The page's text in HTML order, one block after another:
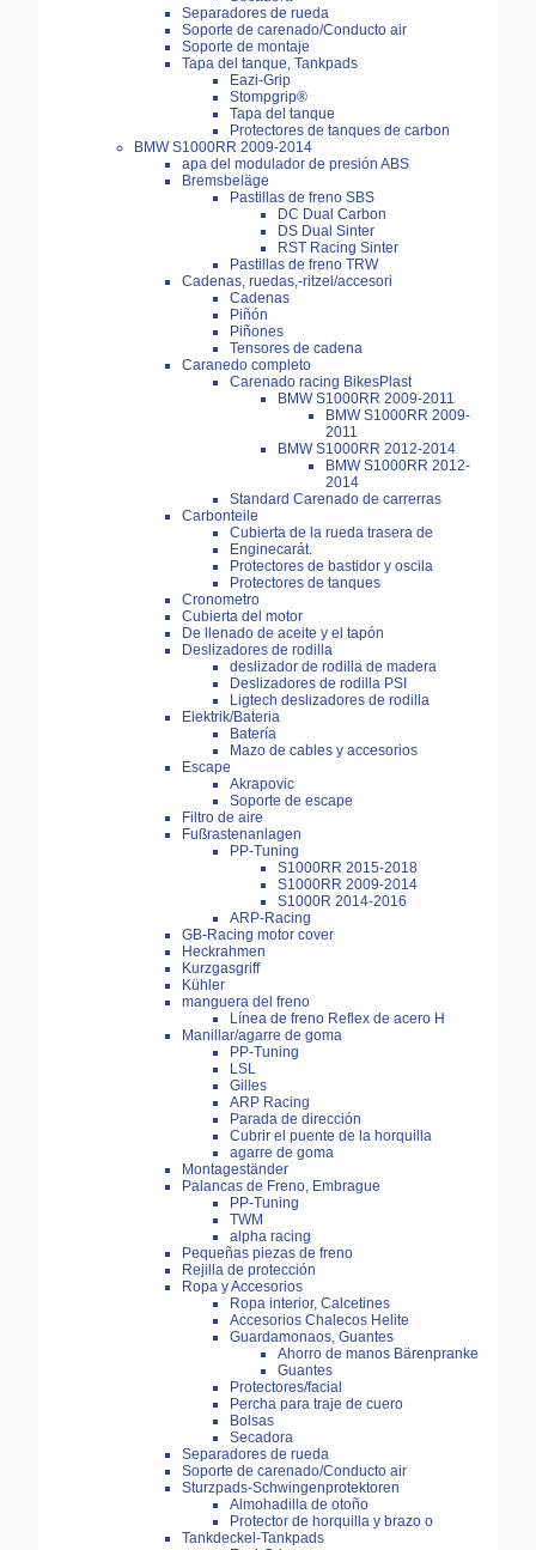
Separadores de rueda
Soporte de carenado/Conducto air
Soporte de montaje
Tapa del tanque, Tankpads
Eazi-Grip
Stompgrip®
Tapa del tanque
Protectores de tanques de carbon
BMW S1000RR 2009-2014
apa del modulador de presión ABS
Bremsbeläge
Pastillas de freno SBS
DC Dual Carbon
DS Dual Sinter
RST Racing Sinter
Pastillas de freno TRW
Cadenas, ruedas,-ritzel/accesori
Cadenas
Piñón
Piñones
Tensores de cadena
Caranedo completo
Carenado racing BikesPlast
BMW S1000RR 2009-2011
BMW S1000RR 2009-
2011
BMW S1000RR 2012-2014
BMW S1000RR 2012-
2014
Standard Carenado de carrerras
Carbonteile
Cubierta de la rueda trasera de
Enginecarát.
Protectores de bastidor y oscila
Protectores de tanques
Cronometro
Cubierta del motor
De llenado de aceite y el tapón
Deslizadores de rodilla
deslizador de rodilla de madera
Deslizadores de rodilla PSI
Ligtech deslizadores de rodilla
Elektrik/Bateria
Batería
Mazo de cables y accesorios
Escape
Akrapovic
Soporte de escape
Filtro de aire
Fußrastenanlagen
PP-Tuning
S1000RR 2015-2018
S1000RR 2009-2014
S1000R 2014-2016
ARP-Racing
GB-Racing motor cover
Heckrahmen
Kurzgasgriff
Kühler
manguera del freno
Línea de freno Reflex de acero H
Manillar/agarre de goma
PP-Tuning
LSL
Gilles
ARP Racing
Parada de dirección
Cubrir el puente de la horquilla
agarre de goma
Montageständer
Palancas de Freno, Embrague
PP-Tuning
TWM
alpha racing
Pequeñas piezas de freno
Rejilla de protección
Ropa y Accesorios
Ropa interior, Calcetines
Accesorios Chalecos Helite
Guardamonaos, Guantes
Ahorro de manos Bärenpranke
Guantes
Protectores/facial
Percha para traje de cuero
Bolsas
Secadora
Separadores de rueda
Soporte de carenado/Conducto air
Sturzpads-Schwingenprotektoren
Almohadilla de otoño
Protector de horquilla y brazo o
Tankdeckel-Tankpads